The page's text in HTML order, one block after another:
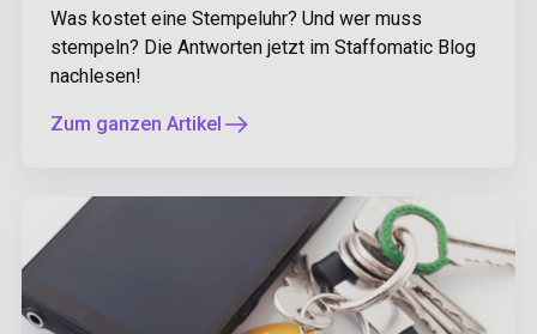
Was kostet eine Stempeluhr? Und wer muss
stempeln? Die Antworten jetzt im Staffomatic Blog
nachlesen!
Zum ganzen Artikel